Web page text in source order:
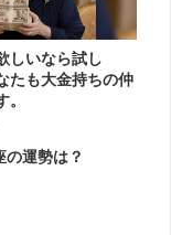
しいなら試し
たも大金持ちの仲
。
運勢は？